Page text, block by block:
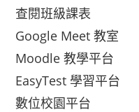
查閱班級課表
Google Meet 教室
Moodle 教學平台
EasyTest 學習平台
數位校園平台